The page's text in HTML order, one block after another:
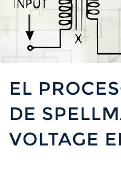
EL
DE
VOLTAGE